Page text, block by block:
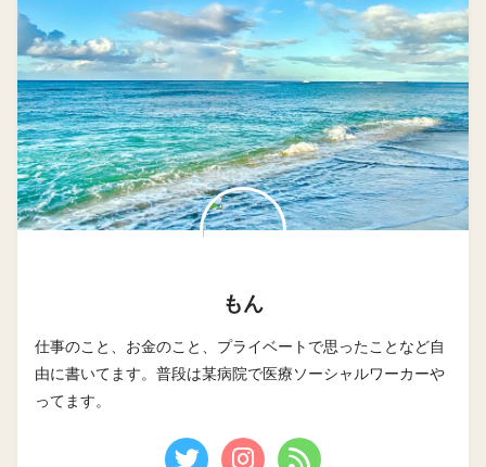
もん
仕事のこと、お金のこと、プライベートで思ったことなど自
由に書いてます。普段は某病院で医療ソーシャルワーカーや
ってます。